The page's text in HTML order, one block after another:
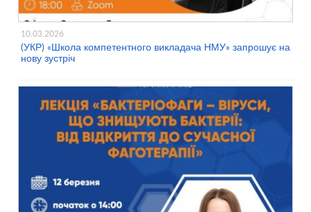
10.03.2026
(УКР) «Школа компетентного викладача НМУ» запрошує на
нову зустріч